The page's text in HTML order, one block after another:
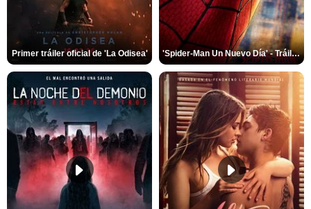
Primer tráiler oficial de 'La Odisea' 'Spider-Man Un Nuevo Día' - Tráiler oficial subtitulado